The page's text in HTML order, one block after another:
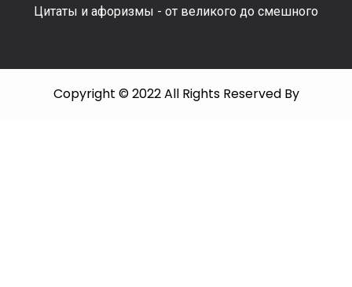
Цитаты и афоризмы - от великого до смешного
Copyright © 2022 All Rights Reserved By